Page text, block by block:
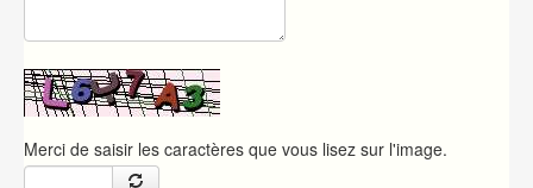
Merci de saisir les caractères que vous lisez sur l'image.